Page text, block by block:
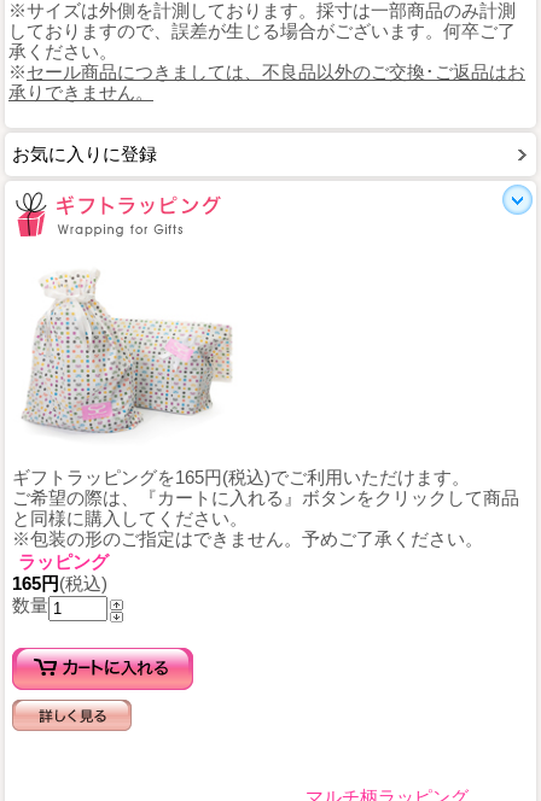
※サイズは外側を計測しております。採寸は一部商品のみ計測
しておりますので、誤差が生じる場合がございます。何卒ご了
承ください。
※セール商品につきましては、不良品以外のご交換･ご返品はお
承りできません。
お気に入りに登録
ギフトラッピングを165円(税込)でご利用いただけます。
ご希望の際は、『カートに入れる』ボタンをクリックして商品
と同様に購入してください。
※包装の形のご指定はできません。予めご了承ください。
ラッピング
165円(税込)
数量